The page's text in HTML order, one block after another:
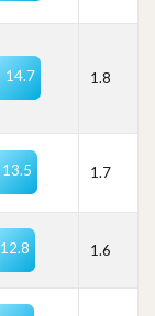
14.7 1.8
13.5 1.7
12.8 1.6